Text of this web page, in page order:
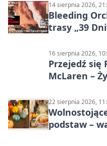
14 sierpnia 2026,
Bleeding
trasy „39
16 sierpnia 2026,
Przejedź się
McLaren –
22 sierpnia 2026,
podstaw –